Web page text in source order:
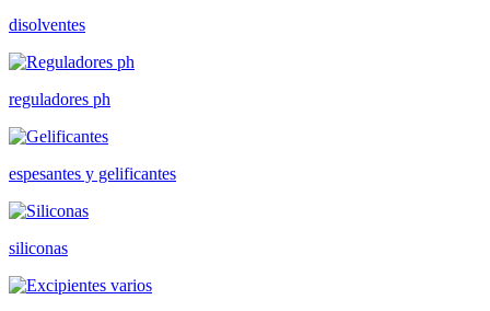
disolventes
reguladores ph
espesantes y gelificantes
siliconas